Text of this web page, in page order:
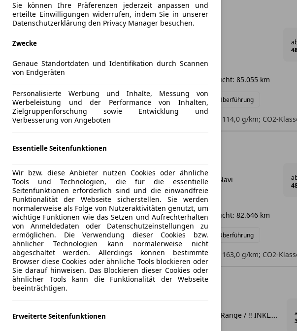
Privat- & Gewerbekunden
Gebraucht: 85.055 km
Verfügbar: Sofort Inklusive: Überführung
Kraftstoffverbrauch: 4,3 l/100 km; Kombinierte CO2-Emission: 114,0 g/km; CO2-
Opel Combo
Life 1.5 D Edition 5-Sitze, AHK, Navi
Treibstoff
Diesel
Leistung
102 PS
Zustand
Gebraucht: 82.646 km
Verfügbar: Sofort Inklusive: Überführung
Kraftstoffverbrauch: 6,1 l/100 km; Kombinierte CO2-Emission: 163,0 g/km; CO2-
Nur Privatkunden
E-C3 Aircross TEAM D ExtendedRange / !! INKL. 4.000,- € Elektro-Prämie als Anzahlung - Privat !!
Sie können Ihre Präferenzen jederzeit anpassen und
erteilte Einwilligungen widerrufen, indem Sie in unserer
Datenschutzerklärung den Privacy Manager besuchen.
Zwecke
Genaue Standortdaten und Identifikation durch Scannen
von Endgeräten
Personalisierte Werbung und Inhalte, Messung von
Werbeleistung und der Performance von Inhalten,
Zielgruppenforschung sowie Entwicklung und
Verbesserung von Angeboten
Essentielle Seitenfunktionen
Wir bzw. diese Anbieter nutzen Cookies oder ähnliche
Tools und Technologien, die für die essentielle
Seitenfunktionen erforderlich sind und die einwandfreie
Funktionalität der Webseite sicherstellen. Sie werden
normalerweise als Folge von Nutzeraktivitäten genutzt, um
wichtige Funktionen wie das Setzen und Aufrechterhalten
von Anmeldedaten oder Datenschutzeinstellungen zu
ermöglichen. Die Verwendung dieser Cookies bzw.
ähnlicher Technologien kann normalerweise nicht
abgeschaltet werden. Allerdings können bestimmte
Browser diese Cookies oder ähnliche Tools blockieren oder
Sie darauf hinweisen. Das Blockieren dieser Cookies oder
ähnlicher Tools kann die Funktionalität der Webseite
beeinträchtigen.
Erweiterte Seitenfunktionen